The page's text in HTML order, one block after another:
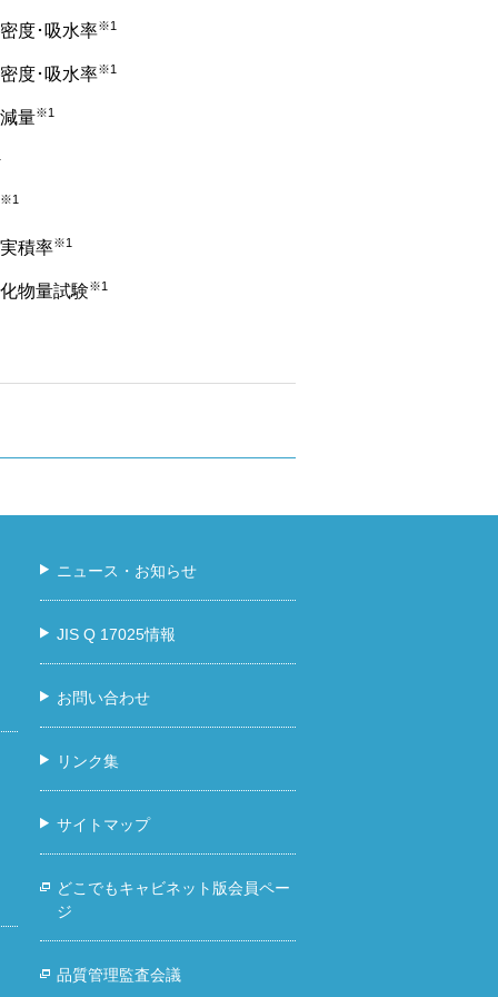
度･吸水率※1
度･吸水率※1
量※1
※1
積率※1
物量試験※1
ニュース・お知らせ
JIS Q 17025情報
お問い合わせ
リンク集
サイトマップ
どこでもキャビネット版会員ペー
ジ
品質管理監査会議